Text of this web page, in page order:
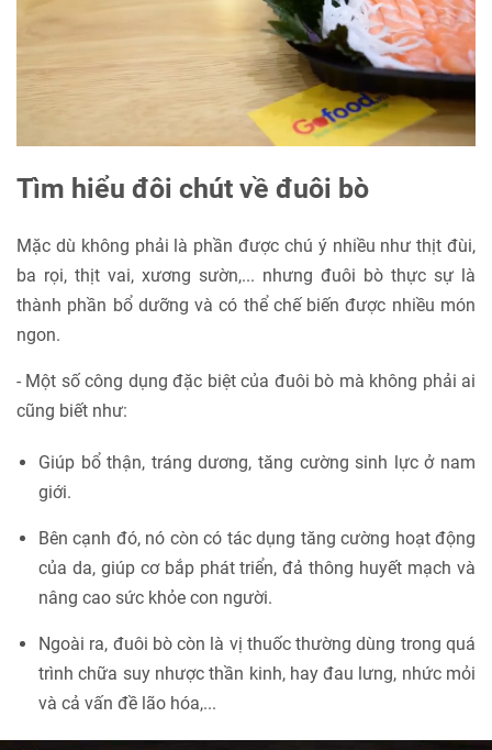
Tìm hiểu đôi chút về đuôi bò
Mặc dù không phải là phần được chú ý nhiều như thịt đùi,
ba rọi, thịt vai, xương sườn,... nhưng đuôi bò thực sự là
thành phần bổ dưỡng và có thể chế biến được nhiều món
ngon.
- Một số công dụng đặc biệt của đuôi bò mà không phải ai
cũng biết như:
Giúp bổ thận, tráng dương, tăng cường sinh lực ở nam
giới.
Bên cạnh đó, nó còn có tác dụng tăng cường hoạt động
của da, giúp cơ bắp phát triển, đả thông huyết mạch và
nâng cao sức khỏe con người.
Ngoài ra, đuôi bò còn là vị thuốc thường dùng trong quá
trình chữa suy nhược thần kinh, hay đau lưng, nhức mỏi
và cả vấn đề lão hóa,...